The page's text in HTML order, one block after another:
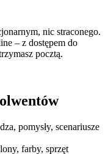
nic straconego.
– z dostępem do
pocztą.
pomysły, scenariusze
farby, sprzęt